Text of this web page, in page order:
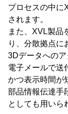
プロセスの中に
されます。
また、XVL製品
り、分散拠点に
3Dデータへのア
電子メールで送
かつ表示時間が
部品情報伝達手
としても用いら